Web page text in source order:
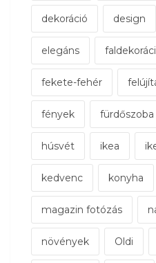
dekoráció design
elegáns
fekete-fehér
fények fürdőszoba
húsvét ikea
kedvenc konyha
magazin fotózás
növények Oldi